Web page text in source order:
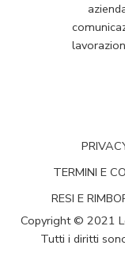
TERMINI E
RESI E
Copyright © 2021
Tutti i diritti